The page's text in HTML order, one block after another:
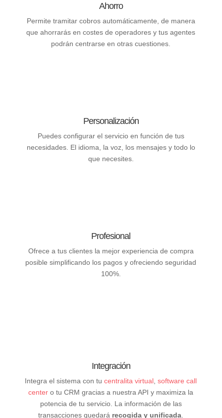
Ahorro
Permite tramitar cobros automáticamente, de manera
que ahorrarás en costes de operadores y tus agentes
podrán centrarse en otras cuestiones.
Personalización
Puedes configurar el servicio en función de tus
necesidades. El idioma, la voz, los mensajes y todo lo
que necesites.
Profesional
Ofrece a tus clientes la mejor experiencia de compra
posible simplificando los pagos y ofreciendo seguridad
100%.
Integración
Integra el sistema con tu centralita virtual ,software call
center o tu CRM gracias a nuestra API y maximiza la
potencia de tu servicio. La información de las
transacciones quedará recogida y unificada